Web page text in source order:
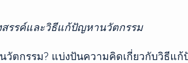
รรค์และวิธีแก้ปัญหานวัตกรรม
วัตกรรม? แบ่งปันความคิดเกี่ยวกับวิธีแ